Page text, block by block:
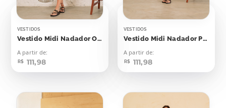
VESTIDOS
Vestido Midi Nadador Off Listras Pretas
A partir de:
R$ 111,98
VESTIDOS
Vestido Midi Nadador Preto Listras Off
A partir de:
R$ 111,98